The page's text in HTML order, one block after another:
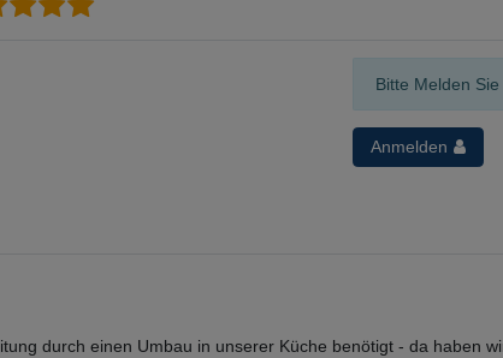
Bitte Melden
Anmelden
durch einen Umbau in unserer Küche benötigt - da haben